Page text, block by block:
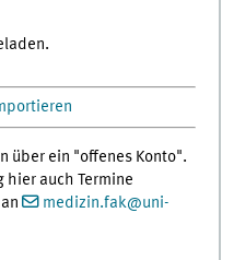
über ein "offenes Konto".
hier auch Termine
an
medizin.fak@uni-